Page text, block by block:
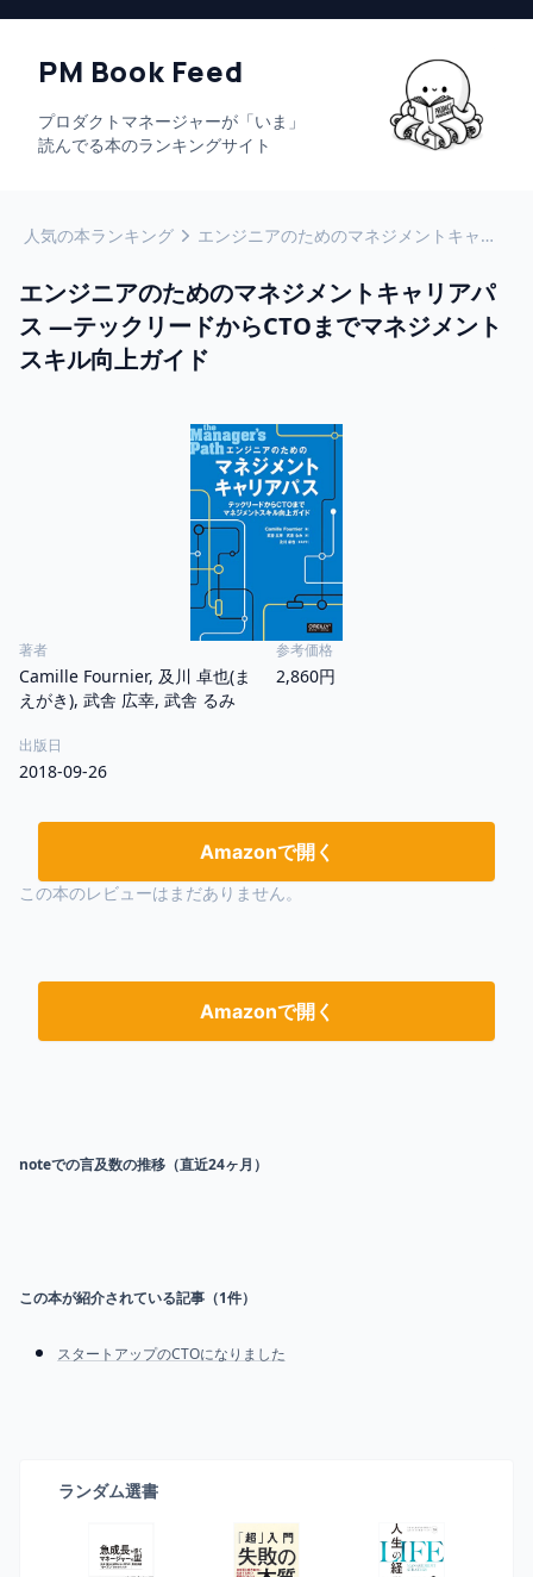
PM Book Feed
プロダクトマネージャーが「いま」
読んでる本のランキングサイト
人気の本ランキング エンジニアのためのマネジメントキャリアパス ―テックリードからCTOまでマネジメントスキル向上ガイド
エンジニアのためのマネジメントキャリアパ
ス ―テックリードからCTOまでマネジメント
スキル向上ガイド
著者
Camille Fournier, 及川 卓也(ま
えがき), 武舎 広幸, 武舎 るみ
参考価格
2,860円
出版日
2018-09-26
Amazonで開く
この本のレビューはまだありません。
Amazonで開く
noteでの言及数の推移（直近24ヶ月）
この本が紹介されている記事（1件）
スタートアップのCTOになりました
ランダム選書